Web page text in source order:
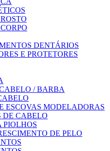
DENTÁRIOS
E PROTETORES
/ BARBA
ESCOVAS MODELADORAS
DE CABELO
PIOLHOS
DE PELO